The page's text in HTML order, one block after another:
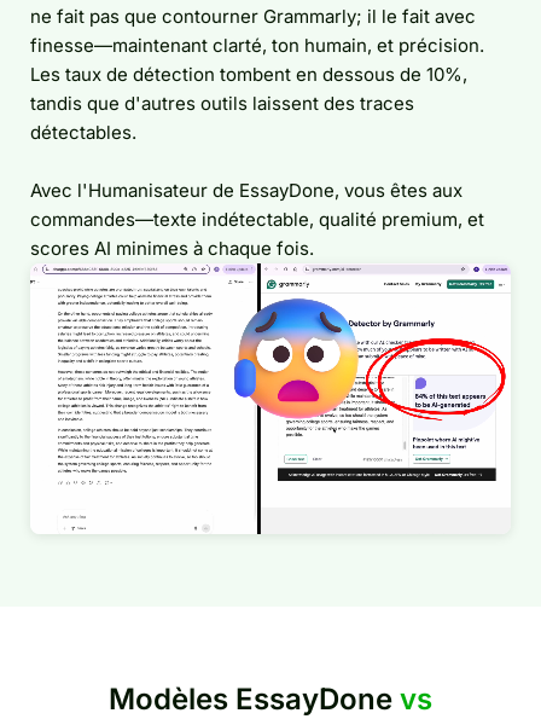
ne fait pas que contourner Grammarly; il le fait avec
finesse—maintenant clarté, ton humain, et précision.
Les taux de détection tombent en dessous de 10%,
tandis que d'autres outils laissent des traces
détectables.
Avec l'Humanisateur de EssayDone, vous êtes aux
commandes—texte indétectable, qualité premium, et
scores AI minimes à chaque fois.
Modèles EssayDone vs